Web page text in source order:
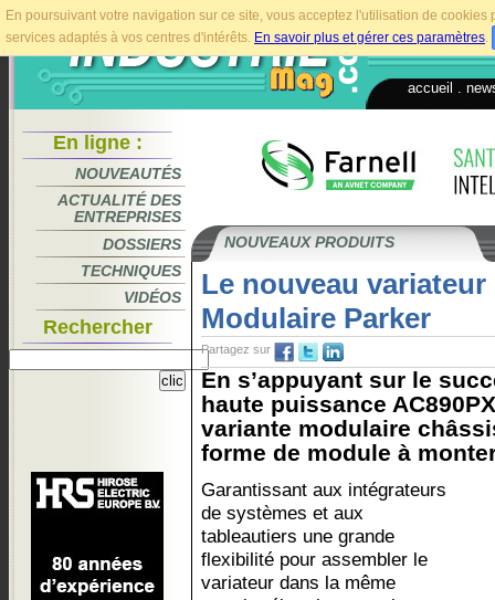
En poursuivant votre navigation sur ce site, vous acceptez l'utilisation de
services adaptés à vos centres d'intérêts. En savoir plus et gérer ces paramètres.
accueil
En ligne :
NOUVEAUTÉS
ACTUALITÉ DES
ENTREPRISES
DOSSIERS
TECHNIQUES
VIDÉOS
Rechercher
NOUVEAUX PRODUITS
Le nouveau variateur
Modulaire Parker
Partagez sur
En s’appuyant sur le
haute puissance
variante modulaire
forme de module à
Garantissant aux intégrateurs
de systèmes et aux
tableautiers une grande
flexibilité pour assembler le
variateur dans la même